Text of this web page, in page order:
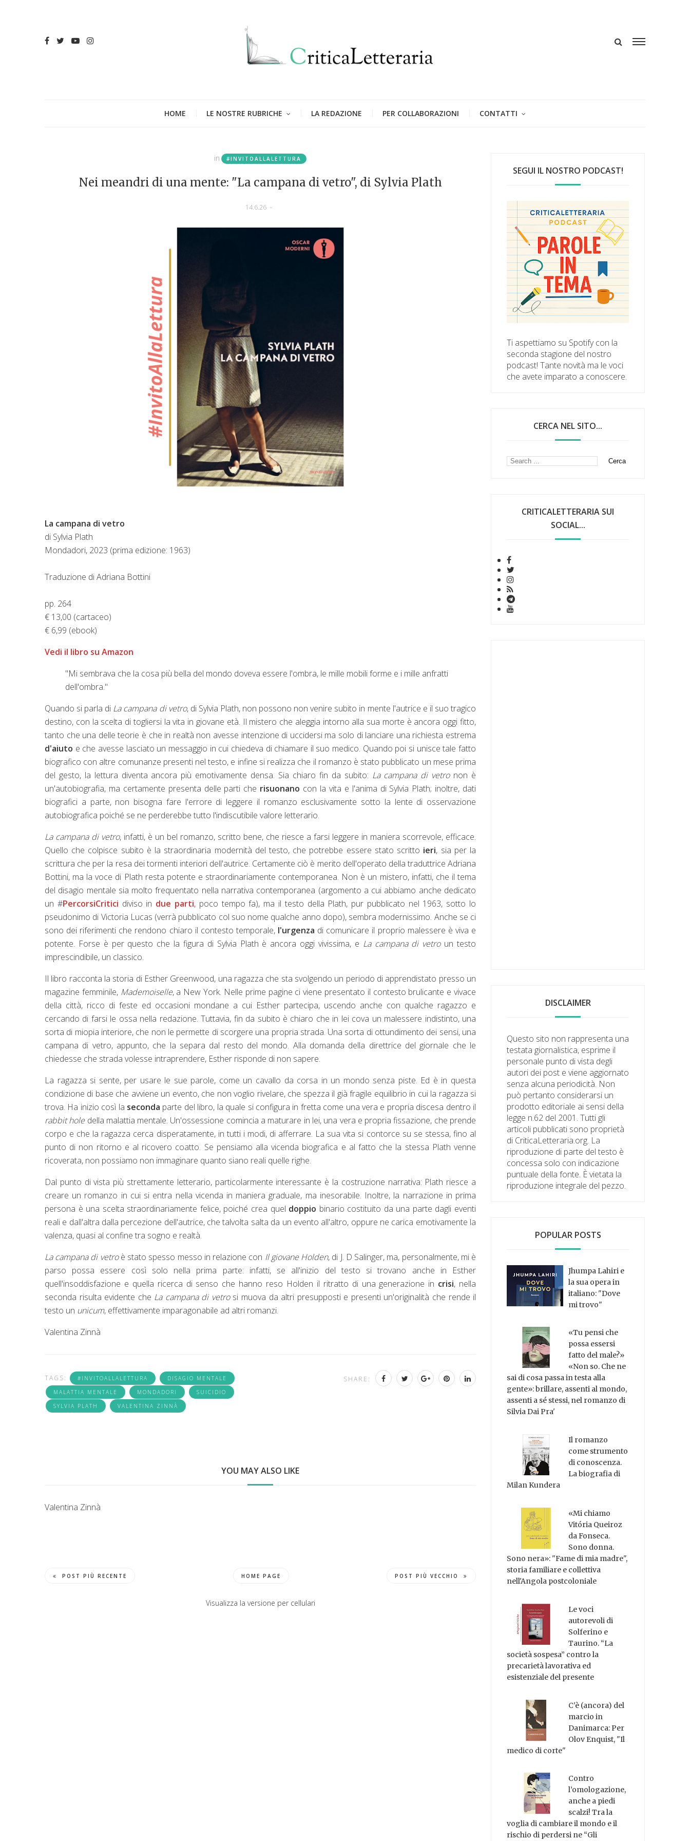
HOME LE NOSTRE RUBRICHE LA REDAZIONE PER COLLABORAZIONI CONTATTI
in #INVITOALLALETTURA
Nei meandri di una mente: "La campana di vetro", di Sylvia Plath
14.6.26 -
La campana di vetro
di Sylvia Plath
Mondadori, 2023 (prima edizione: 1963)
Traduzione di Adriana Bottini
pp. 264
€ 13,00 (cartaceo)
€ 6,99 (ebook)
Vedi il libro su Amazon
"Mi sembrava che la cosa più bella del mondo doveva essere l'ombra, le mille mobili forme e i mille anfratti
dell'ombra."
Quando si parla di La campana di vetro, di Sylvia Plath, non possono non venire subito in mente l'autrice e il suo tragico
destino, con la scelta di togliersi la vita in giovane età. Il mistero che aleggia intorno alla sua morte è ancora oggi fitto,
tanto che una delle teorie è che in realtà non avesse intenzione di uccidersi ma solo di lanciare una richiesta estrema
d'aiuto e che avesse lasciato un messaggio in cui chiedeva di chiamare il suo medico. Quando poi si unisce tale fatto
biografico con altre comunanze presenti nel testo, e infine si realizza che il romanzo è stato pubblicato un mese prima
del gesto, la lettura diventa ancora più emotivamente densa. Sia chiaro fin da subito: La campana di vetronon è
un'autobiografia, ma certamente presenta delle parti che risuonano con la vita e l'anima di Sylvia Plath; inoltre, dati
biografici a parte, non bisogna fare l'errore di leggere il romanzo esclusivamente sotto la lente di osservazione
autobiografica poiché se ne perderebbe tutto l'indiscutibile valore letterario.
La campana di vetro, infatti, è un bel romanzo, scritto bene, che riesce a farsi leggere in maniera scorrevole, efficace.
Quello che colpisce subito è la straordinaria modernità del testo, che potrebbe essere stato scritto ieri, sia per la
scrittura che per la resa dei tormenti interiori dell'autrice. Certamente ciò è merito dell'operato della traduttrice Adriana
Bottini, ma la voce di Plath resta potente e straordinariamente contemporanea. Non è un mistero, infatti, che il tema
del disagio mentale sia molto frequentato nella narrativa contemporanea (argomento a cui abbiamo anche dedicato
un #PercorsiCritici diviso in due parti, poco tempo fa), ma il testo della Plath, pur pubblicato nel 1963, sotto lo
pseudonimo di Victoria Lucas (verrà pubblicato col suo nome qualche anno dopo), sembra modernissimo. Anche se ci
sono dei riferimenti che rendono chiaro il contesto temporale, l'urgenza di comunicare il proprio malessere è viva e
potente. Forse è per questo che la figura di Sylvia Plath è ancora oggi vivissima, e La campana di vetroun testo
imprescindibile, un classico.
Il libro racconta la storia di Esther Greenwood, una ragazza che sta svolgendo un periodo di apprendistato presso un
magazine femminile, Mademoiselle, a New York. Nelle prime pagine ci viene presentato il contesto brulicante e vivace
della città, ricco di feste ed occasioni mondane a cui Esther partecipa, uscendo anche con qualche ragazzo e
cercando di farsi le ossa nella redazione. Tuttavia, fin da subito è chiaro che in lei cova un malessere indistinto, una
sorta di miopia interiore, che non le permette di scorgere una propria strada. Una sorta di ottundimento dei sensi, una
campana di vetro, appunto, che la separa dal resto del mondo. Alla domanda della direttrice del giornale che le
chiedesse che strada volesse intraprendere, Esther risponde di non sapere.
La ragazza si sente, per usare le sue parole, come un cavallo da corsa in un mondo senza piste. Ed è in questa
condizione di base che avviene un evento, che non voglio rivelare, che spezza il già fragile equilibrio in cui la ragazza si
trova. Ha inizio così la seconda parte del libro, la quale si configura in fretta come una vera e propria discesa dentro il
rabbit holedella malattia mentale. Un'ossessione comincia a maturare in lei, una vera e propria fissazione, che prende
corpo e che la ragazza cerca disperatamente, in tutti i modi, di afferrare. La sua vita si contorce su se stessa, fino al
punto di non ritorno e al ricovero coatto. Se pensiamo alla vicenda biografica e al fatto che la stessa Plath venne
ricoverata, non possiamo non immaginare quanto siano reali quelle righe.
Dal punto di vista più strettamente letterario, particolarmente interessante è la costruzione narrativa: Plath riesce a
creare un romanzo in cui si entra nella vicenda in maniera graduale, ma inesorabile. Inoltre, la narrazione in prima
persona è una scelta straordinariamente felice, poiché crea quel doppio binario costituito da una parte dagli eventi
reali e dall'altra dalla percezione dell'autrice, che talvolta salta da un evento all'altro, oppure ne carica emotivamente la
valenza, quasi al confine tra sogno e realtà.
La campana di vetroè stato spesso messo in relazione con Il giovane Holden, di J. D Salinger, ma, personalmente, mi è
parso possa essere così solo nella prima parte: infatti, se all'inizio del testo si trovano anche in Esther
quell'insoddisfazione e quella ricerca di senso che hanno reso Holden il ritratto di una generazione in crisi, nella
seconda risulta evidente che La campana di vetrosi muova da altri presupposti e presenti un'originalità che rende il
testo un unicum, effettivamente imparagonabile ad altri romanzi.
Valentina Zinnà
TAGS: #INVITOALLALETTURA
DISAGIO MENTALE
MALATTIA MENTALE
MONDADORI
SUICIDIO
SYLVIA PLATH
VALENTINA ZINNÀ
SHARE:
YOU MAY ALSO LIKE
Valentina Zinnà
POST PIÙ RECENTE HOME PAGE POST PIÙ VECCHIO
Visualizza la versione per cellulari
SEGUI IL NOSTRO PODCAST!
Ti aspettiamo su Spotify con la
seconda stagione del nostro
podcast! Tante novità ma le voci
che avete imparato a conoscere.
CERCA NEL SITO...
CRITICALETTERARIA SUI
SOCIAL...
DISCLAIMER
Questo sito non rappresenta una
testata giornalistica, esprime il
personale punto di vista degli
autori dei post e viene aggiornato
senza alcuna periodicità. Non
può pertanto considerarsi un
prodotto editoriale ai sensi della
legge n.62 del 2001. Tutti gli
articoli pubblicati sono proprietà
di CriticaLetteraria.org. La
riproduzione di parte del testo è
concessa solo con indicazione
puntuale della fonte. È vietata la
riproduzione integrale del pezzo.
POPULAR POSTS
Jhumpa Lahiri e
la sua opera in
italiano: "Dove
mi trovo"
«Tu pensi che
possa essersi
fatto del male?»
«Non so. Che ne
sai di cosa passa in testa alla
gente»: brillare, assenti al mondo,
assenti a sé stessi, nel romanzo di
Silvia Dai Pra'
Il romanzo
come strumento
di conoscenza.
La biografia di
Milan Kundera
«Mi chiamo
Vitória Queiroz
da Fonseca.
Sono donna.
Sono nera»: "Fame di mia madre",
storia familiare e collettiva
nell'Angola postcoloniale
Le voci
autorevoli di
Solferino e
Taurino. “La
società sospesa” contro la
precarietà lavorativa ed
esistenziale del presente
C'è (ancora) del
marcio in
Danimarca: Per
Olov Enquist, "Il
medico di corte"
Contro
l’omologazione,
anche a piedi
scalzi! Tra la
voglia di cambiare il mondo e il
rischio di perdersi ne “Gli